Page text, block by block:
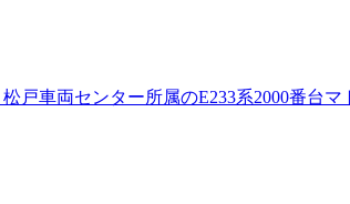
戸車両センター所属のE233系2000番台